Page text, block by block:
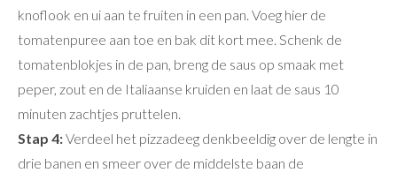
knoflook en ui aan te fruiten in een pan. Voeg hier de
tomatenpuree aan toe en bak dit kort mee. Schenk de
tomatenblokjes in de pan, breng de saus op smaak met
peper, zout en de Italiaanse kruiden en laat de saus 10
minuten zachtjes pruttelen.
Stap 4:Verdeel het pizzadeeg denkbeeldig over de lengte in
drie banen en smeer over de middelste baan de